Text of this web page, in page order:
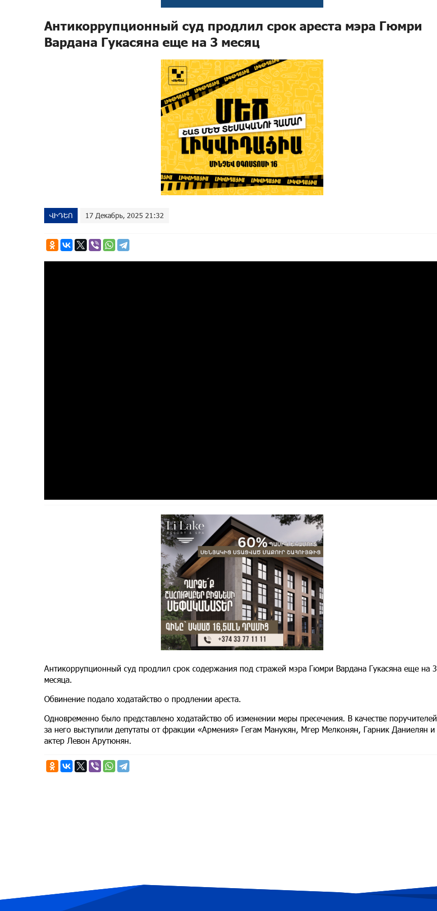
Антикоррупционный суд продлил срок ареста мэра Гюмри
Вардана Гукасяна еще на 3 месяц
ՎԻԴԵՈ 17 Декабрь, 2025 21:32
Антикоррупционный суд продлил срок содержания под стражей мэра Гюмри Вардана Гукасяна еще на 3
месяца.
Обвинение подало ходатайство о продлении ареста.
Одновременно было представлено ходатайство об изменении меры пресечения. В качестве поручителей
за него выступили депутаты от фракции «Армения» Гегам Манукян, Мгер Мелконян, Гарник Даниелян и
актер Левон Арутюнян.